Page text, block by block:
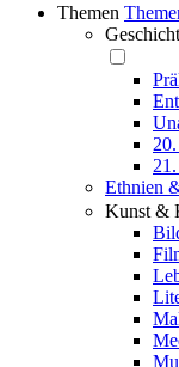
Themen
Ethnien
Kunst &